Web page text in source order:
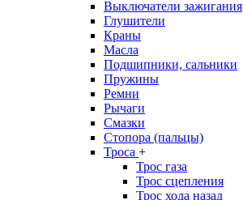
Выключатели зажигания
Глушители
Краны
Масла
Подшипники, сальники
Пружины
Ремни
Рычаги
Смазки
Стопора (пальцы)
Троса +
Трос газа
Трос сцепления
Трос хода назад